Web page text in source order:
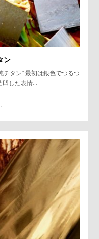
ン
チタン” 最初は銀色でつるつ
凹した表情…